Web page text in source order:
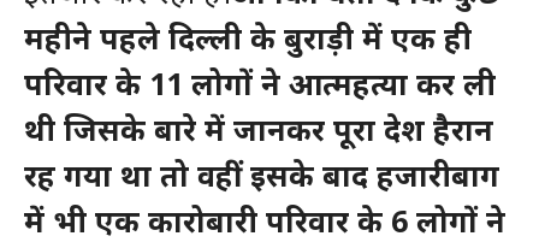
महीने पहले दिल्ली के बुराड़ी में एक ही
परिवार के 11 लोगों ने आत्महत्या कर ली
थी जिसके बारे में जानकर पूरा देश हैरान
रह गया था तो वहीं इसके बाद हजारीबाग
में भी एक कारोबारी परिवार के 6 लोगों ने